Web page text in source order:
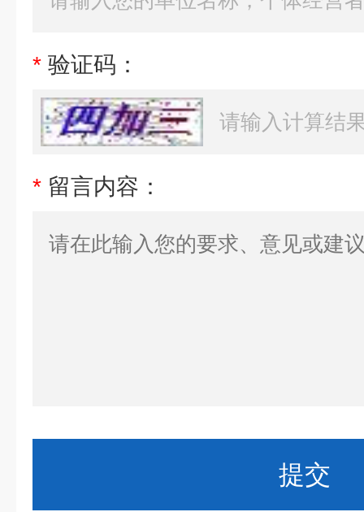
* 验证码：
* 留言内容：